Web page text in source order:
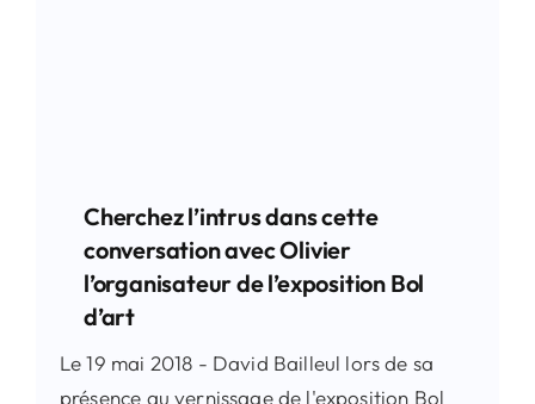
Cherchez l’intrus dans cette
conversation avec Olivier
l’organisateur de l’exposition Bol
d’art
Le 19 mai 2018 - David Bailleul lors de sa
présence au vernissage de l'exposition Bol